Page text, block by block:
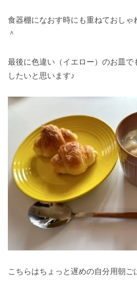
食器棚になおす時にも重ねておしゃ
＾
最後に色違い（イエロー）のお皿で
したいと思います♪
こちらはちょっと遅めの自分用朝ご